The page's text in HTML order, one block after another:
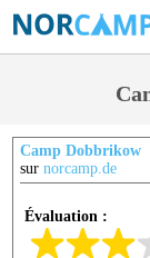
Camp Dobbrikow
sur norcamp.de